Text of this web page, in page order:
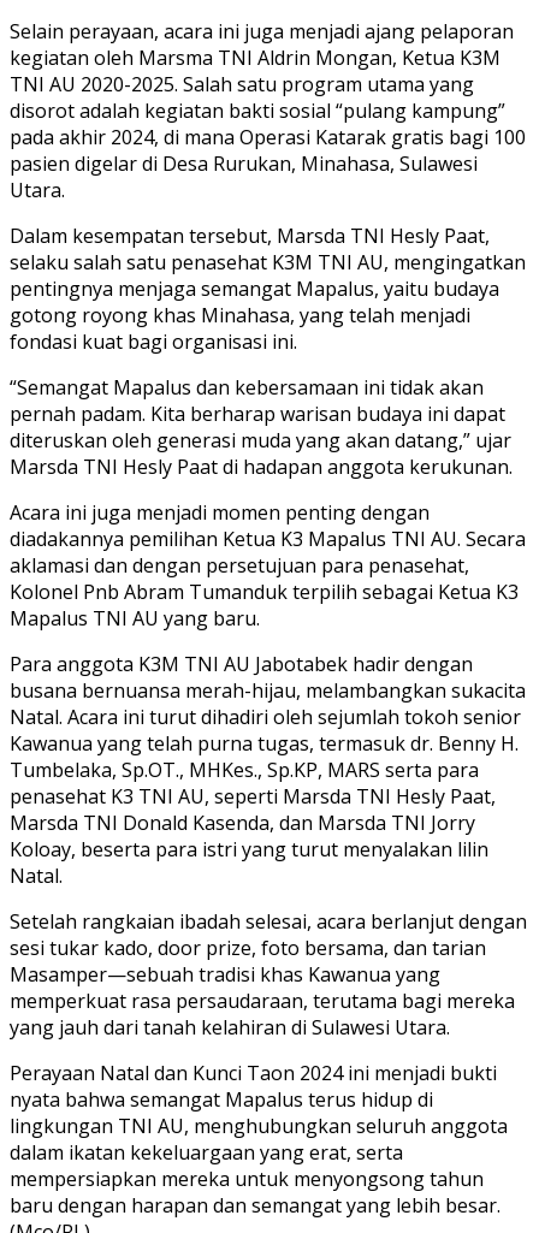
Selain perayaan, acara ini juga menjadi ajang pelaporan
kegiatan oleh Marsma TNI Aldrin Mongan, Ketua K3M
TNI AU 2020-2025. Salah satu program utama yang
disorot adalah kegiatan bakti sosial “pulang kampung”
pada akhir 2024, di mana Operasi Katarak gratis bagi 100
pasien digelar di Desa Rurukan, Minahasa, Sulawesi
Utara.
Dalam kesempatan tersebut, Marsda TNI Hesly Paat,
selaku salah satu penasehat K3M TNI AU, mengingatkan
pentingnya menjaga semangat Mapalus, yaitu budaya
gotong royong khas Minahasa, yang telah menjadi
fondasi kuat bagi organisasi ini.
“Semangat Mapalus dan kebersamaan ini tidak akan
pernah padam. Kita berharap warisan budaya ini dapat
diteruskan oleh generasi muda yang akan datang,” ujar
Marsda TNI Hesly Paat di hadapan anggota kerukunan.
Acara ini juga menjadi momen penting dengan
diadakannya pemilihan Ketua K3 Mapalus TNI AU. Secara
aklamasi dan dengan persetujuan para penasehat,
Kolonel Pnb Abram Tumanduk terpilih sebagai Ketua K3
Mapalus TNI AU yang baru.
Para anggota K3M TNI AU Jabotabek hadir dengan
busana bernuansa merah-hijau, melambangkan sukacita
Natal. Acara ini turut dihadiri oleh sejumlah tokoh senior
Kawanua yang telah purna tugas, termasuk dr. Benny H.
Tumbelaka, Sp.OT., MHKes., Sp.KP, MARS serta para
penasehat K3 TNI AU, seperti Marsda TNI Hesly Paat,
Marsda TNI Donald Kasenda, dan Marsda TNI Jorry
Koloay, beserta para istri yang turut menyalakan lilin
Natal.
Setelah rangkaian ibadah selesai, acara berlanjut dengan
sesi tukar kado, door prize, foto bersama, dan tarian
Masamper—sebuah tradisi khas Kawanua yang
memperkuat rasa persaudaraan, terutama bagi mereka
yang jauh dari tanah kelahiran di Sulawesi Utara.
Perayaan Natal dan Kunci Taon 2024 ini menjadi bukti
nyata bahwa semangat Mapalus terus hidup di
lingkungan TNI AU, menghubungkan seluruh anggota
dalam ikatan kekeluargaan yang erat, serta
mempersiapkan mereka untuk menyongsong tahun
baru dengan harapan dan semangat yang lebih besar.